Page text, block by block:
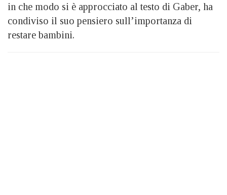
in che modo si è approcciato al testo di Gaber, ha
condiviso il suo pensiero sull’importanza di
restare bambini.